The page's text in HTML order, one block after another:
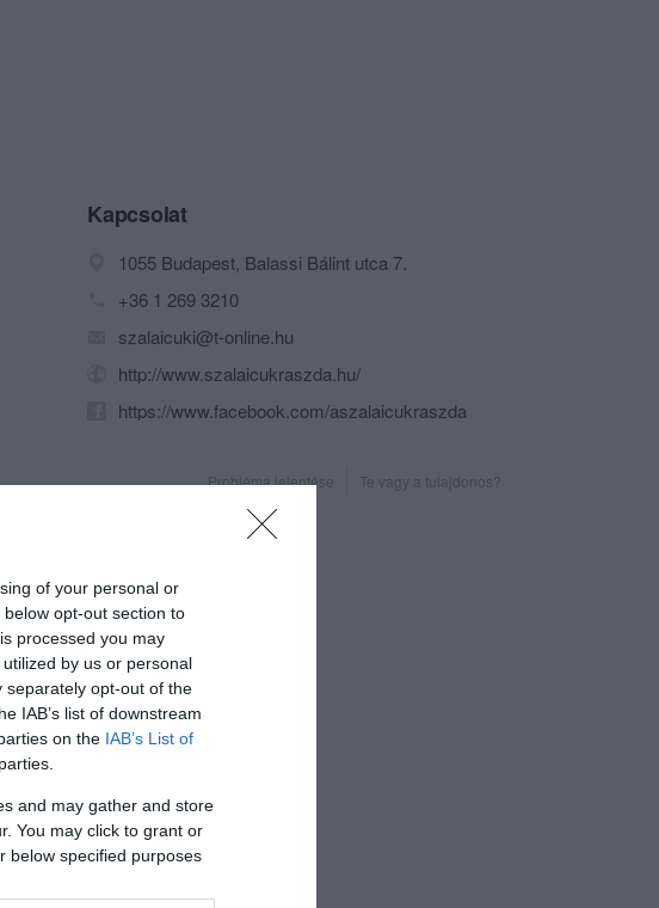
of your personal or
opt-out section to
processed you may
by us or personal
separately opt-out of the
IAB’s list of downstream
on the IAB’s List of
and may gather and store
You may click to grant or
below specified purposes
Kapcsolat
1055 Budapest, Balassi Bálint utca 7.
+36 1 269 3210
szalaicuki@t-online.hu
http://www.szalaicukraszda.hu/
https://www.facebook.com/aszalaicukraszda
Probléma jelentése Te vagy a tulajdonos?